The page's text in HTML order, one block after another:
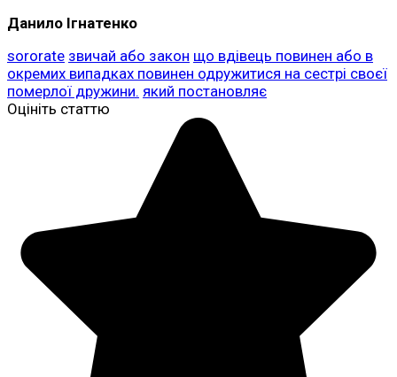
Данило Ігнатенко
sororate звичай або закон що вдівець повинен або в
окремих випадках повинен одружитися на сестрі своєї
померлої дружини. який постановляє
Оцініть статтю